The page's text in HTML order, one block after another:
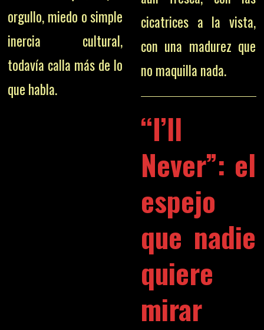
orgullo, miedo o simple
inercia cultural,
todavía calla más de lo
que habla.
cicatrices a la vista,
con una madurez que
no maquilla nada.
“I’ll
Never”: el
espejo
que nadie
quiere
mirar